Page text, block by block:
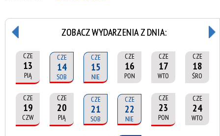
ZOBACZ WYDARZENIA Z DNIA:
CZE
13
PIĄ
CZE
14
SOB
CZE
15
NIE
CZE
16
PON
CZE
17
WTO
CZE
18
ŚRO
CZE
19
CZW
CZE
20
PIĄ
CZE
21
SOB
CZE
22
NIE
CZE
23
PON
CZE
24
WTO